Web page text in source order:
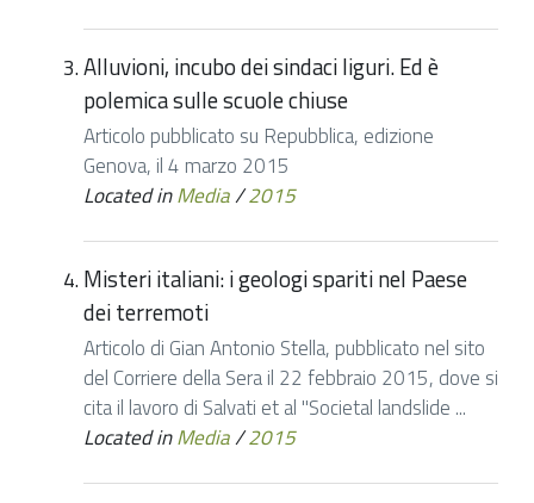
Alluvioni, incubo dei sindaci liguri. Ed è
polemica sulle scuole chiuse
Articolo pubblicato su Repubblica, edizione
Genova, il 4 marzo 2015
Located inMedia/2015
Misteri italiani: i geologi spariti nel Paese
dei terremoti
Articolo di Gian Antonio Stella, pubblicato nel sito
del Corriere della Sera il 22 febbraio 2015, dove si
cita il lavoro di Salvati et al "Societal landslide ...
Located inMedia/2015